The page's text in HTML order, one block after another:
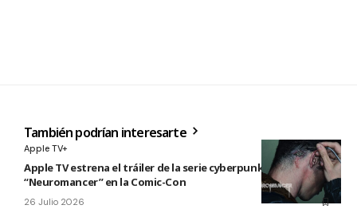
También podrían interesarte
Apple TV+
Apple TV estrena el tráiler de la serie cyberpunk
“Neuromancer” en la Comic-Con
26 Julio 2026